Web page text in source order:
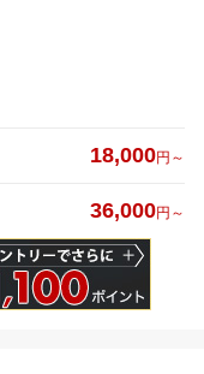
18,000円～
36,000円～